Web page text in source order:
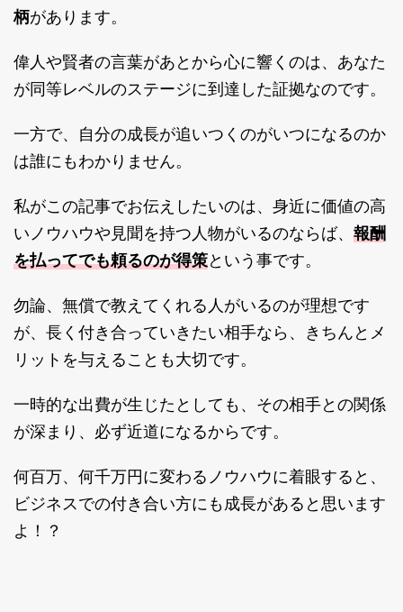
柄があります。
偉人や賢者の言葉があとから心に響くのは、あなた
が同等レベルのステージに到達した証拠なのです。
一方で、自分の成長が追いつくのがいつになるのか
は誰にもわかりません。
私がこの記事でお伝えしたいのは、身近に価値の高
いノウハウや見聞を持つ人物がいるのならば、 報酬
を払ってでも頼るのが得策という事です。
勿論、無償で教えてくれる人がいるのが理想です
が、長く付き合っていきたい相手なら、きちんとメ
リットを与えることも大切です。
一時的な出費が生じたとしても、その相手との関係
が深まり、必ず近道になるからです。
何百万、何千万円に変わるノウハウに着眼すると、
ビジネスでの付き合い方にも成長があると思います
よ！？